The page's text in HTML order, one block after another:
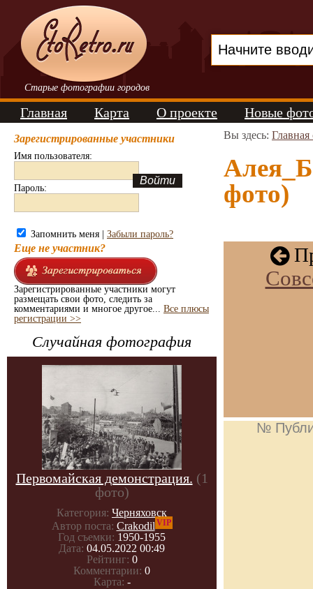
Старые фотографии городов
Главная Карта О проекте Новые
Зарегистрированные участники
Имя пользователя:
Пароль:
Запомнить меня | Забыли пароль?
Еще не участник?
Зарегистрированные участники могут
размещать свои фото, следить за
комментариями и многое другое... Все плюсы
регистрации >>
Случайная фотография
Первомайская демонстрация. (1
фото)
Категория: Черняховск
Автор поста: Crakodil VIP
Год съемки: 1950-1955
Дата: 04.05.2022 00:49
Рейтинг: 0
Комментарии: 0
Карта: -
Вы здесь: Главная
фото)
№